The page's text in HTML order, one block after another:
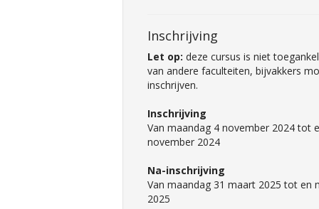
Inschrijving
Let op: deze cursus is niet
van andere faculteiten, bijvakkers
inschrijven.
Inschrijving
Van maandag 4 november 2024 tot
november 2024
Na-inschrijving
Van maandag 31 maart 2025 tot en
2025